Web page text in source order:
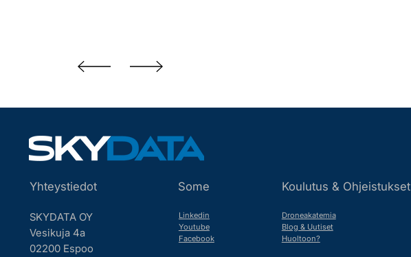
Yhteystiedot
SKYDATA OY
Vesikuja 4a
02200 Espoo
Some
Linkedin
Youtube
Facebook
Koulutus & Ohjeistukset
Droneakatemia
Blog & Uutiset
Huoltoon?